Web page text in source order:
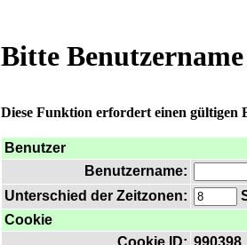
Bitte
Diese Funktion erfordert einen gültigen
Benutzer
Benutzername:
Unterschied der Zeitzonen:
Cookie
Cookie ID: 990398